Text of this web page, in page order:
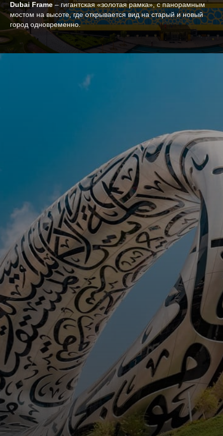
Dubai Frame– гигантская «золотая рамка», с панорамным
мостом на высоте, где открывается вид на старый и новый
город одновременно.